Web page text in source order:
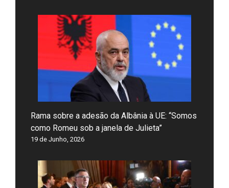
Rama sobre a adesão da Albânia à UE: “Somos
como Romeu sob a janela de Julieta”
19 de Junho, 2026